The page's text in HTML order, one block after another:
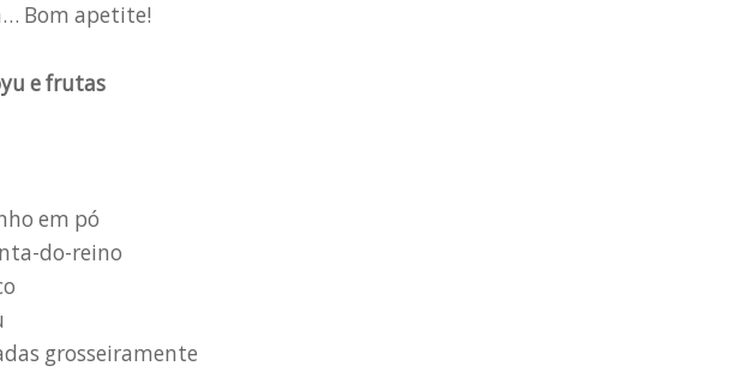
Bom apetite!
e frutas
em pó
do-reino
grosseiramente